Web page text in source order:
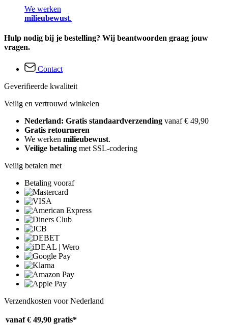
We werken
milieubewust.
Hulp nodig bij je bestelling? Wij beantwoorden graag jouw
vragen.
Contact
Geverifieerde kwaliteit
Veilig en vertrouwd winkelen
Nederland: Gratis standaardverzending vanaf € 49,90
Gratis retourneren
We werken milieubewust.
Veilige betaling met SSL-codering
Veilig betalen met
Betaling vooraf
Verzendkosten voor Nederland
vanaf € 49,90 gratis*